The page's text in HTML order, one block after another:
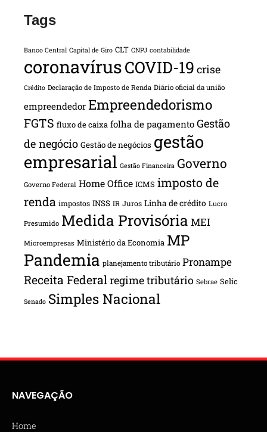
Tags
Banco Central Capital de Giro CLT CNPJ contabilidade
coronavírusCOVID-19 crise
Crédito Declaração de Imposto de Renda Diário oficial da união
empreendedor Empreendedorismo
FGTS fluxo de caixa folha de pagamento Gestão
de negócio Gestão de negócios gestão
empresarial Gestão Financeira Governo
Governo Federal Home Office ICMS imposto de
renda impostos INSS IR Juros Linha de crédito Lucro
Presumido Medida Provisória MEI
Microempresas Ministério da Economia MP
Pandemia planejamento tributário Pronampe
Receita Federalregime tributário Sebrae Selic
Senado Simples Nacional
NAVEGAÇÃO
Home